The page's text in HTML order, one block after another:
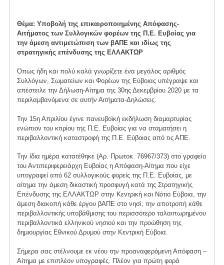
Θέμα: Υποβολή της επικαιροποιημένης Απόφασης-
Αιτήματος των Συλλογικών φορέων της Π.Ε. Ευβοίας για
την άμεση αντιμετώπιση των βΑΠΕ και ιδίως της
στρατηγικής επένδυσης της ΕΛΛΑΚΤΩΡ
Όπως ήδη και πολύ καλά γνωρίζετε ένα μεγάλος αριθμός
Συλλόγων, Σωματείων και Φορέων της Εύβοιας υπέγραψε και
απέστειλε την Δήλωση-Αίτημα της 30ης Δεκεμβρίου 2020 με τα
περιλαμβανόμενα σε αυτήν Αιτήματα-Δηλώσεις.
Την 15η Απριλίου έγινε πανευβοϊκή εκδήλωση διαμαρτυρίας
ενώπιον του κτιρίου της Π.Ε. Ευβοίας για να σταματήσει η
περιβαλλοντική καταστροφή της Π.Ε. Εύβοιας από τις ΑΠΕ.
Την ίδια ημέρα κατατέθηκε (Αρ. Πρωτοκ. 76967/373) στο γραφείο
του Αντιπεριφερειάρχη Ευβοίας η Απόφαση-Αίτημα που είχε
υπογραφεί από 62 συλλογικούς φορείς της Π.Ε. Ευβοίας, με
αίτημα την άμεση δικαστική προσφυγή κατά της Στρατηγικής
Επένδυσης της ΕΛΛΑΚΤΩΡ στην Κεντρική και Νότιο Εύβοια, την
άμεση διακοπή κάθε έργου βΑΠΕ στο νησί, την αποτροπή κάθε
περιβαλλοντικής υποβάθμισης του περισσότερο ταλαιπωρημένου
περιβαλλοντικά ελληνικού νησιού και την προώθηση της
δημιουργίας Εθνικού Δρυμού στην Κεντρική Εύβοια.
Σήμερα σας στέλνουμε εκ νέου την προαναφερόμενη Απόφαση –
Αίτημα με επιπλέον υπογραφές. Πλέον για πρώτη φορά